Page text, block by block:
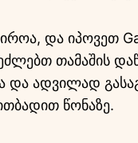
და იპოვეთ
თამაშის
და ადვილად
წონაზე.